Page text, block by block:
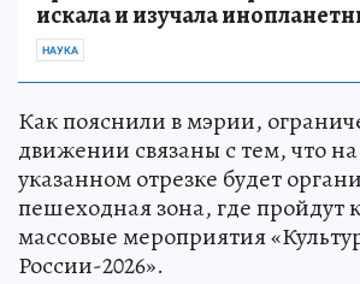
искала и изучала
НАУКА
Как пояснили в мэрии,
движении связаны с тем, что
указанном отрезке будет
пешеходная зона, где пройдут
массовые мероприятия
России-2026».